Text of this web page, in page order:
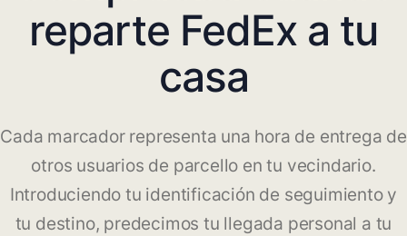
reparte FedEx a tu
casa
Cada marcador representa una hora de entrega de
otros usuarios de parcello en tu vecindario.
Introduciendo tu identificación de seguimiento y
tu destino, predecimos tu llegada personal a tu